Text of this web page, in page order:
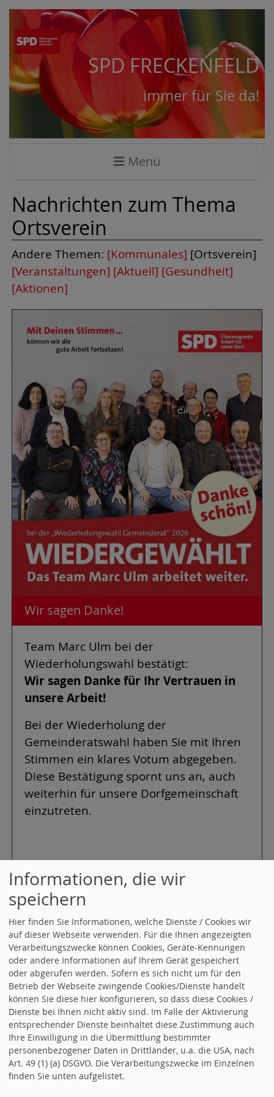
SPD FRECKENFELD
immer für Sie da!
Menü
Nachrichten zum Thema
Ortsverein
Andere Themen: [Kommunales] [Ortsverein]
[Veranstaltungen] [Aktuell] [Gesundheit]
[Aktionen]
Wir sagen Danke!
Team Marc Ulm bei der
Wiederholungswahl bestätigt:
Wir sagen Danke für Ihr Vertrauen in
unsere Arbeit!
Bei der Wiederholung der
Gemeinderatswahl haben Sie mit Ihren
Stimmen ein klares Votum abgegeben.
Diese Bestätigung spornt uns an, auch
weiterhin für unsere Dorfgemeinschaft
einzutreten.
24.03.2026
« StartseiteAlle Artikel nach Themen
sortiert
RSS-Nachrichtenticker, Adresse und Infos.
Mitmachen
Informationen, die wir
speichern
Hier finden Sie Informationen, welche Dienste / Cookies wir
auf dieser Webseite verwenden. Für die Ihnen angezeigten
Verarbeitungszwecke können Cookies, Geräte-Kennungen
oder andere Informationen auf Ihrem Gerät gespeichert
oder abgerufen werden. Sofern es sich nicht um für den
Betrieb der Webseite zwingende Cookies/Dienste handelt
können Sie diese hier konfigurieren, so dass diese Cookies /
Dienste bei Ihnen nicht aktiv sind. Im Falle der Aktivierung
entsprechender Dienste beinhaltet diese Zustimmung auch
Ihre Einwilligung in die Übermittlung bestimmter
personenbezogener Daten in Drittländer, u.a. die USA, nach
Art. 49 (1) (a) DSGVO. Die Verarbeitungszwecke im Einzelnen
finden Sie unten aufgelistet.